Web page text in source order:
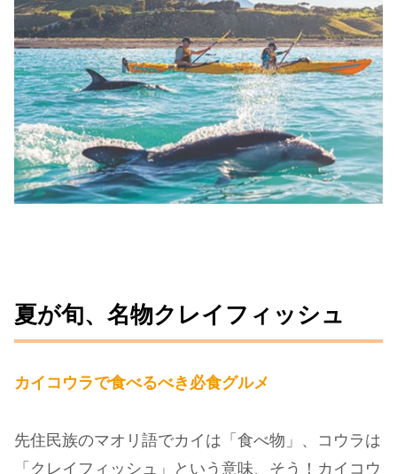
夏が旬、名物クレイフィッシュ
カイコウラで食べるべき必食グルメ
先住民族のマオリ語でカイは「食べ物」、コウラは
「クレイフィッシュ」という意味、そう！カイコウ